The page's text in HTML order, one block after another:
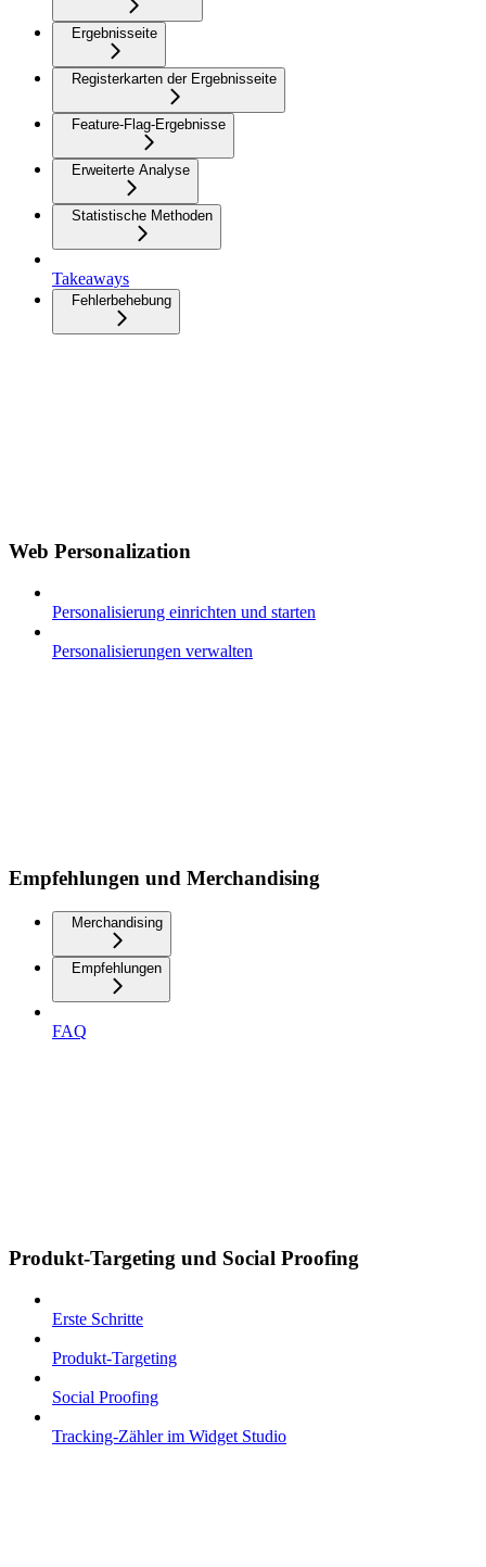
Ergebnisseite
Registerkarten der Ergebnisseite
Feature-Flag-Ergebnisse
Erweiterte Analyse
Statistische Methoden
Takeaways
Fehlerbehebung
Web Personalization
Personalisierung einrichten und starten
Personalisierungen verwalten
Empfehlungen und Merchandising
Merchandising
Empfehlungen
FAQ
Produkt-Targeting und Social Proofing
Erste Schritte
Produkt-Targeting
Social Proofing
Tracking-Zähler im Widget Studio